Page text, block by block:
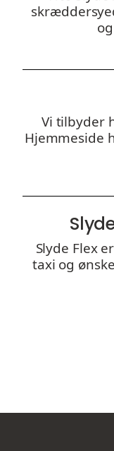
Vi tilbyder
Hjemmeside
Slyde Flex
taxi og